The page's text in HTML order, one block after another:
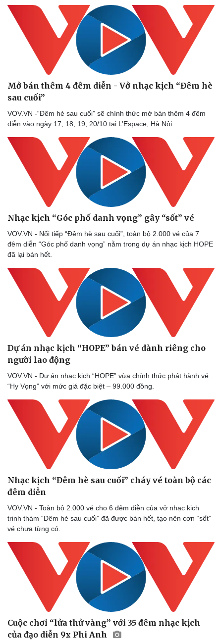
Doanh nghiệp
Thông tin doanh nghiệp
Doanh nghiệp 24h
Doanh nhân
Công nghệ
Sành điệu
Tin Công nghệ
Trải nghiệm
Sức khỏe
Dinh dưỡng - món ngon
Sản phụ khoa
Nhi khoa
Đời sống
Nhà đẹp
Tình yêu - Gia đình
Mở bán thêm 4 đêm diễn - Vở nhạc kịch “Đêm hè
sau cuối”
VOV.VN -“Đêm hè sau cuối” sẽ chính thức mở bán thêm 4 đêm
diễn vào ngày 17, 18, 19, 20/10 tại L’Espace, Hà Nội.
Nhạc kịch “Góc phố danh vọng” gây “sốt” vé
VOV.VN - Nối tiếp “Đêm hè sau cuối”, toàn bộ 2.000 vé của 7
đêm diễn “Góc phố danh vọng” nằm trong dự án nhạc kịch HOPE
đã lại bán hết.
Dự án nhạc kịch “HOPE” bán vé dành riêng cho
người lao động
VOV.VN - Dự án nhạc kịch “HOPE” vừa chính thức phát hành vé
“Hy Vọng” với mức giá đặc biệt – 99.000 đồng.
Nhạc kịch “Đêm hè sau cuối” cháy vé toàn bộ các
đêm diễn
VOV.VN - Toàn bộ 2.000 vé cho 6 đêm diễn của vở nhạc kịch
trinh thám “Đêm hè sau cuối” đã được bán hết, tạo nên cơn “sốt”
vé chưa từng có.
Cuộc chơi “lửa thử vàng” với 35 đêm nhạc kịch
của đạo diễn 9x Phi Anh